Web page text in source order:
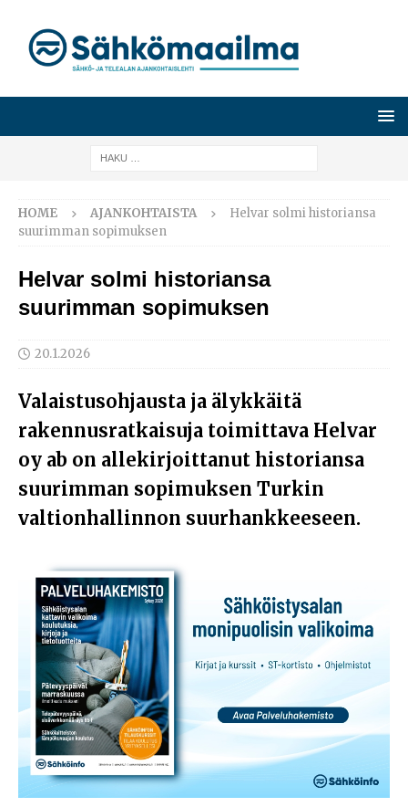
HOME AJANKOHTAISTA
Helvar solmi historiansa
suurimman sopimuksen
Helvar solmi historiansa
suurimman sopimuksen
20.1.2026
Valaistusohjausta ja älykkäitä
rakennusratkaisuja toimittava Helvar
oy ab on allekirjoittanut historiansa
suurimman sopimuksen Turkin
valtionhallinnon suurhankkeeseen.